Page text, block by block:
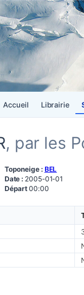
Accueil Librairie
, par les
Toponeige : BEL
Date : 2005-01-01
Départ00:00